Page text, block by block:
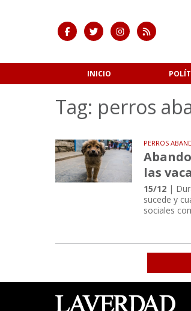
INICIO
Tag: perros
PERROS
las
15/12 |
sucede y
sociales